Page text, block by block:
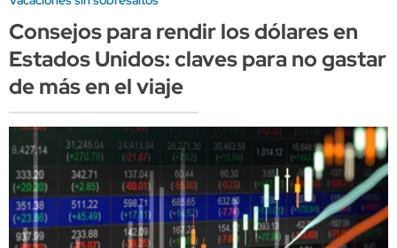
Consejos para rendir los dólares en
Estados Unidos: claves para no gastar
de más en el viaje